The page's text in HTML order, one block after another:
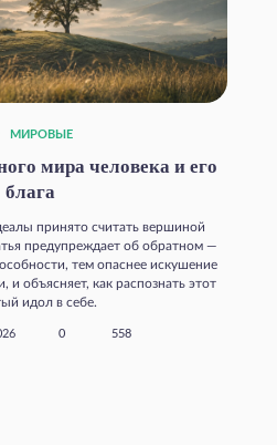
МИРОВЫЕ
мира человека и его
блага
принято считать вершиной
предупреждает об обратном —
тем опаснее искушение
объясняет, как распознать этот
идол в себе.
0 558